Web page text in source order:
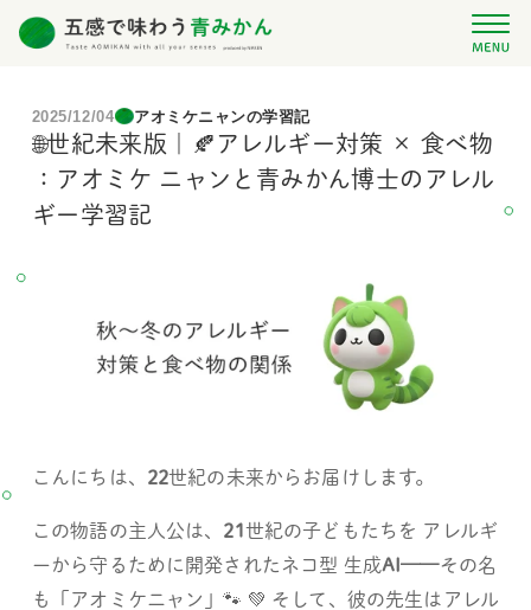
2025/12/04 アオミケニャンの学習記
🌐世紀未来版｜🍂アレルギー対策 × 食べ物
：アオミケ ニャンと青みかん博士のアレル
ギー学習記
こんにちは、 22世紀の未来からお届けします。
この物語の主人公は、 21 世紀の子どもたちを アレルギ
ーから守るために開発されたネコ型 生成AI——その名
も「アオミケニャン」🐾 💚 そして、彼の先生はアレル